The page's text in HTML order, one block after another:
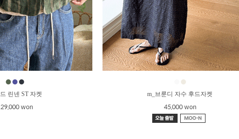
●●●
린넨 ST 자켓
won
●
m_브룬디 자수 후드자켓
45,000 won